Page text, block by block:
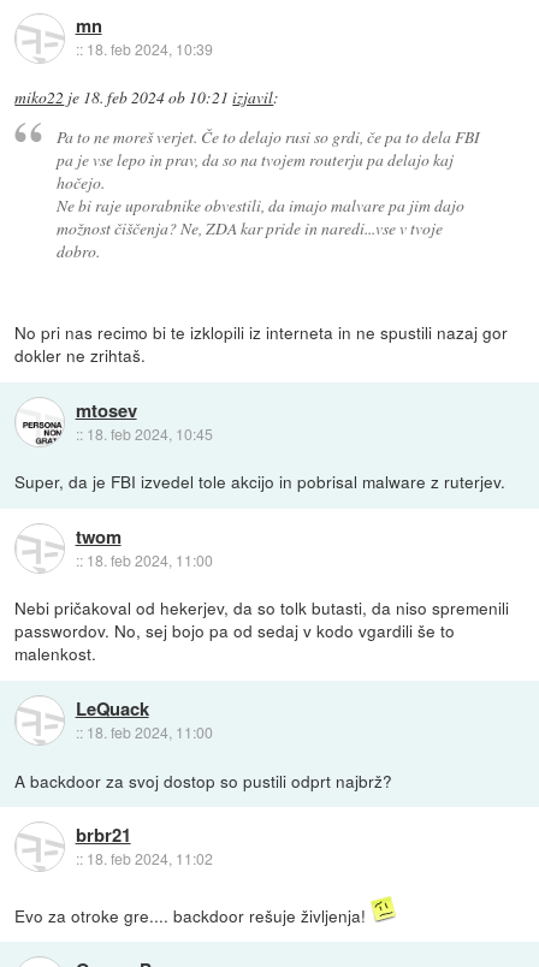
mn
:: 18. feb 2024, 10:39
miko22 je 18. feb 2024 ob 10:21 izjavil:
Pa to ne moreš verjet. Če to delajo rusi so grdi, če pa to dela FBI
pa je vse lepo in prav, da so na tvojem routerju pa delajo kaj
hočejo.
Ne bi raje uporabnike obvestili, da imajo malvare pa jim dajo
možnost čiščenja? Ne, ZDA kar pride in naredi...vse v tvoje
dobro.
No pri nas recimo bi te izklopili iz interneta in ne spustili nazaj gor
dokler ne zrihtaš.
mtosev
:: 18. feb 2024, 10:45
Super, da je FBI izvedel tole akcijo in pobrisal malware z ruterjev.
twom
:: 18. feb 2024, 11:00
Nebi pričakoval od hekerjev, da so tolk butasti, da niso spremenili
passwordov. No, sej bojo pa od sedaj v kodo vgardili še to
malenkost.
LeQuack
:: 18. feb 2024, 11:00
A backdoor za svoj dostop so pustili odprt najbrž?
brbr21
:: 18. feb 2024, 11:02
Evo za otroke gre.... backdoor rešuje življenja!